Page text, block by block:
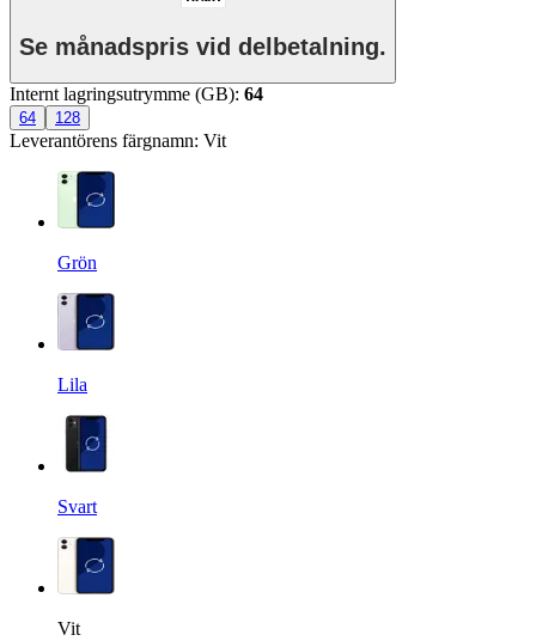
Se månadspris vid delbetalning.
Internt lagringsutrymme (GB): 64
64 128
Leverantörens färgnamn: Vit
Grön
Lila
Svart
Vit